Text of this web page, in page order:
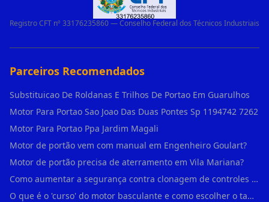
Registro CFT nº 33176235860 — Conselho Federal dos Técnicos Industriais
Parceiros Recomendados
Substituicao De Roldanas E Trilhos De Portao Em Guarulhos
Motor Para Portao Sao Joao Das Duas Pontes Sp 1194742 7262
Motor Para Portao Ppa Jardim Magali
Motor de portão vem com manual em Engenheiro Goulart?
Motor de portão precisa de aterramento em Vila Mariana?
Como aumentar a segurança contra clonagem de controles de portão em São Rafael?
O que é o 'curso' do motor basculante e como escolher o tamanho certo (1,4m, 1,5m, 2,0m) em Engenheiro Goulart?